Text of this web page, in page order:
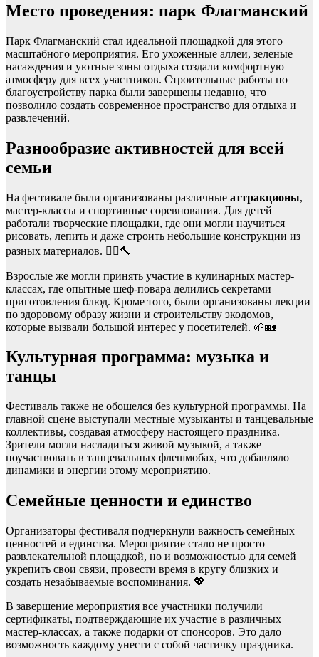
Место проведения: парк Флагманский
Парк Флагманский стал идеальной площадкой для этого
масштабного мероприятия. Его ухоженные аллеи, зеленые
насаждения и уютные зоны отдыха создали комфортную
атмосферу для всех участников. Строительные работы по
благоустройству парка были завершены недавно, что
позволило создать современное пространство для отдыха и
развлечений.
Разнообразие активностей для всей
семьи
На фестивале были организованы различные аттракционы,
мастер-классы и спортивные соревнования. Для детей
работали творческие площадки, где они могли научиться
рисовать, лепить и даже строить небольшие конструкции из
разных материалов. 👷‍♂️🔨
Взрослые же могли принять участие в кулинарных мастер-
классах, где опытные шеф-повара делились секретами
приготовления блюд. Кроме того, были организованы лекции
по здоровому образу жизни и строительству экодомов,
которые вызвали большой интерес у посетителей. 🌱🏡
Культурная программа: музыка и
танцы
Фестиваль также не обошелся без культурной программы. На
главной сцене выступали местные музыканты и танцевальные
коллективы, создавая атмосферу настоящего праздника.
Зрители могли насладиться живой музыкой, а также
поучаствовать в танцевальных флешмобах, что добавляло
динамики и энергии этому мероприятию.
Семейные ценности и единство
Организаторы фестиваля подчеркнули важность семейных
ценностей и единства. Мероприятие стало не просто
развлекательной площадкой, но и возможностью для семей
укрепить свои связи, провести время в кругу близких и
создать незабываемые воспоминания. 💖
В завершение мероприятия все участники получили
сертификаты, подтверждающие их участие в различных
мастер-классах, а также подарки от спонсоров. Это дало
возможность каждому унести с собой частичку праздника.